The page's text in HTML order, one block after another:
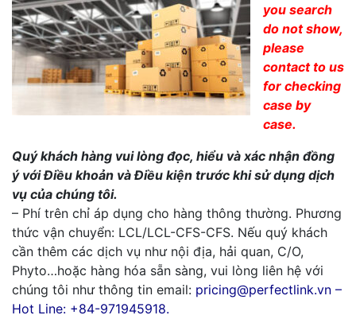
you search
do not show,
please
contact to us
for checking
case by
case.
Quý khách hàng vui lòng đọc, hiểu và xác nhận đồng
ý với Điều khoản và Điều kiện trước khi sử dụng dịch
vụ của chúng tôi.
– Phí trên chỉ áp dụng cho hàng thông thường. Phương
thức vận chuyển: LCL/LCL-CFS-CFS. Nếu quý khách
cần thêm các dịch vụ như nội địa, hải quan, C/O,
Phyto…hoặc hàng hóa sẵn sàng, vui lòng liên hệ với
chúng tôi như thông tin email: pricing@perfectlink.vn –
Hot Line: +84-971945918.